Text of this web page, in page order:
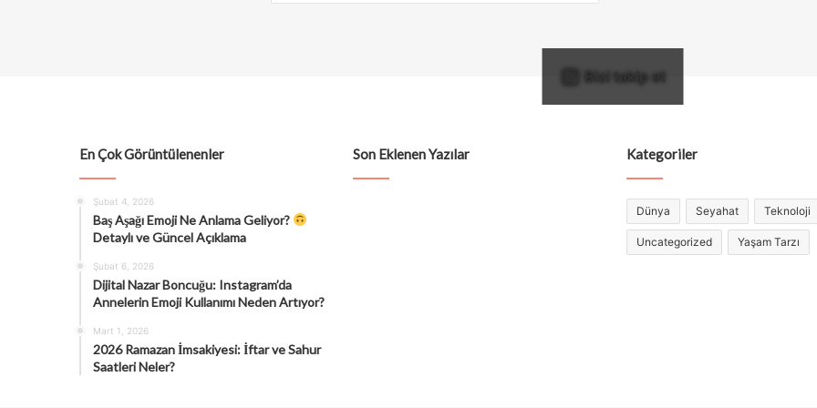
Bizi takip et
En Çok Görüntülenenler
Şubat 4, 2026
Baş Aşağı Emoji Ne Anlama Geliyor?
Detaylı ve Güncel Açıklama
Şubat 6, 2026
Dijital Nazar Boncuğu: Instagram’da
Annelerin Emoji Kullanımı Neden Artıyor?
Mart 1, 2026
2026 Ramazan İmsakiyesi: İftar ve Sahur
Saatleri Neler?
Son Eklenen Yazılar Kategoriler
Dünya Seyahat Teknoloji
Uncategorized Yaşam Tarzı